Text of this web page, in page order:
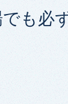
でも必